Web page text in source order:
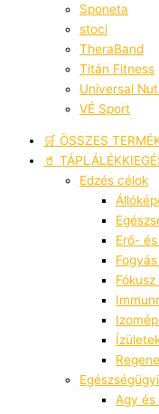
Sponeta
stoci
TheraBand
Titán Fitness
Universal
VÉ Sport
🛒 ÖSSZES
🥤
Edzés célok
Erő-
Agy és